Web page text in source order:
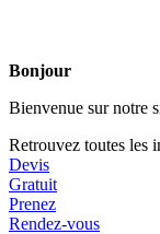
Bonjour
Bienvenue sur notre
Retrouvez toutes les
Devis
Gratuit
Prenez
Rendez-vous